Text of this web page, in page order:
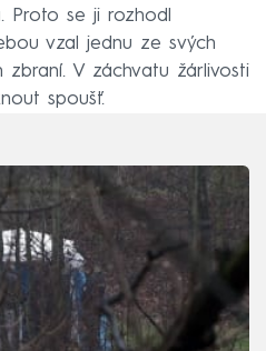
Proto se ji rozhodl
vzal jednu ze svých
zbraní. V záchvatu žárlivosti
spoušť.